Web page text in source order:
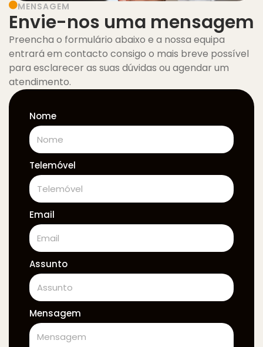
MENSAGEM
Envie-nos uma mensagem
Preencha o formulário abaixo e a nossa equipa
entrará em contacto consigo o mais breve possível
para esclarecer as suas dúvidas ou agendar um
atendimento.
Nome
Telemóvel
Email
Assunto
Mensagem